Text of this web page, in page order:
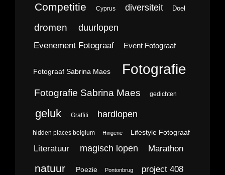
Competitie Cyprus diversiteit Doel
dromen duurlopen
Evenement Fotograaf Event Fotograaf
Fotograaf Sabrina Maes Fotografie
Fotografie Sabrina Maes gedichten
geluk Graffiti hardlopen
hidden places belgium Hingene Lifestyle Fotograaf
Literatuur magisch lopen Marathon
natuur Poezie Pontonbrug project 408